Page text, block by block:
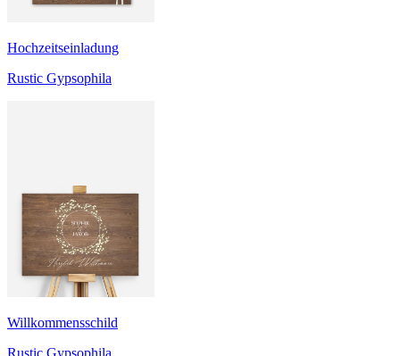
Hochzeitseinladung
Rustic Gypsophila
Willkommensschild